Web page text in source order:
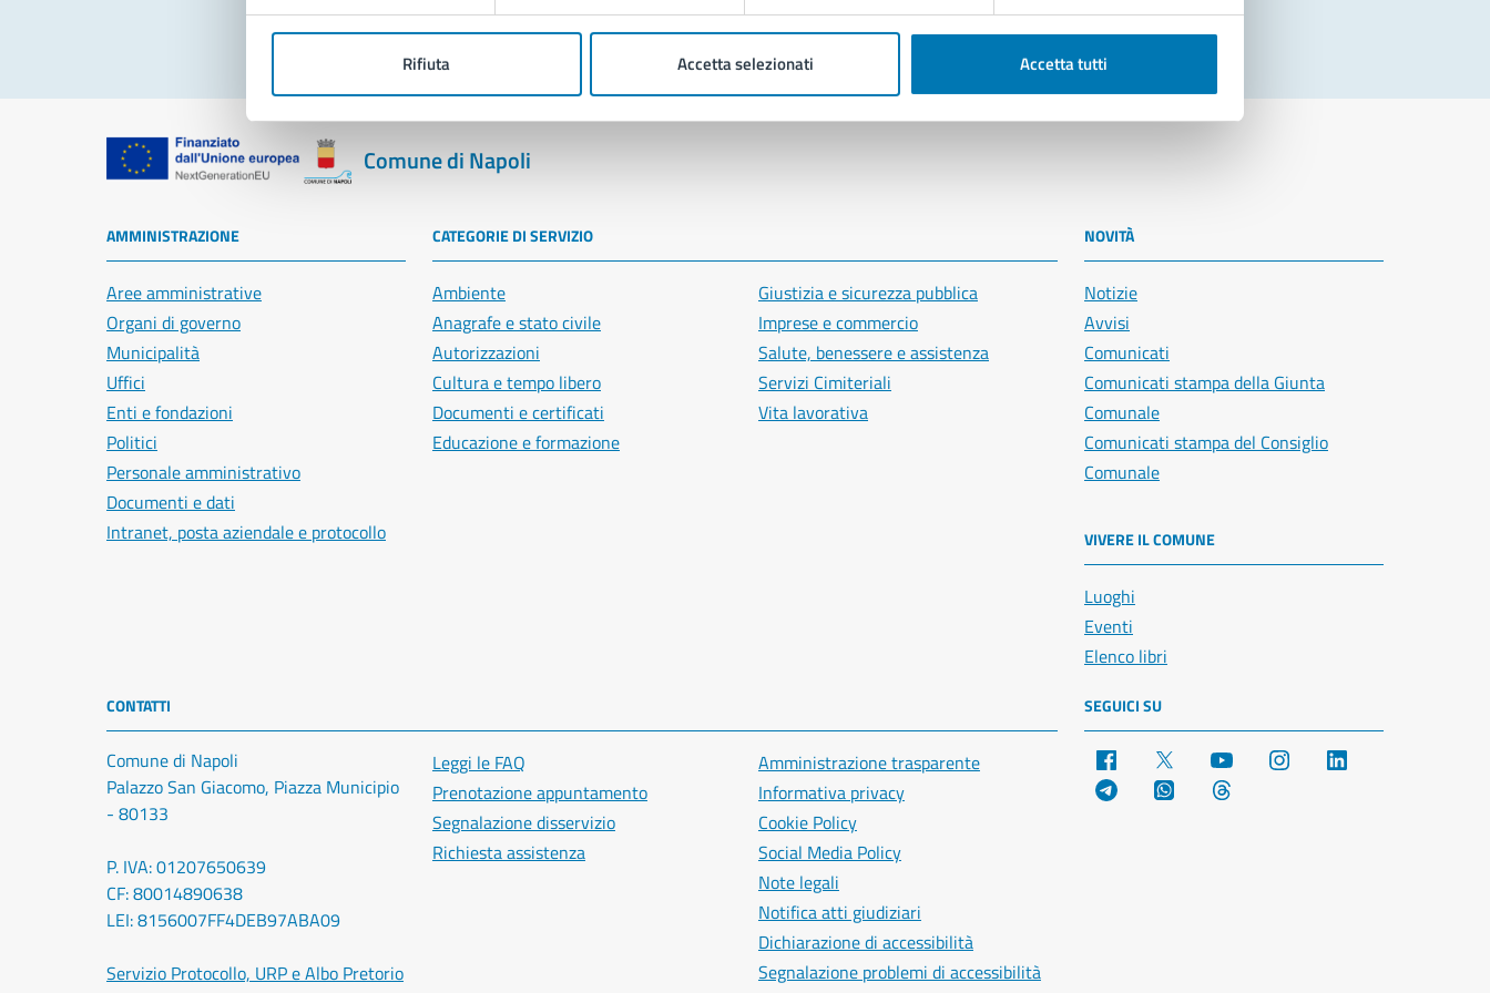
Rifiuta Accetta selezionati Accetta tutti
Comune di Napoli
AMMINISTRAZIONE
Aree amministrative
Organi di governo
Municipalità
Uffici
Enti e fondazioni
Politici
Personale amministrativo
Documenti e dati
Intranet, posta aziendale e protocollo
CATEGORIE DI SERVIZIO
Ambiente
Anagrafe e stato civile
Autorizzazioni
Cultura e tempo libero
Documenti e certificati
Educazione e formazione
Giustizia e sicurezza pubblica
Imprese e commercio
Salute, benessere e assistenza
Servizi Cimiteriali
Vita lavorativa
NOVITÀ
Notizie
Avvisi
Comunicati
Comunicati stampa della Giunta
Comunale
Comunicati stampa del Consiglio
Comunale
VIVERE IL COMUNE
Luoghi
Eventi
Elenco libri
CONTATTI
Comune di Napoli
Palazzo San Giacomo, Piazza Municipio
- 80133
P. IVA: 01207650639
CF: 80014890638
LEI: 8156007FF4DEB97ABA09
Servizio Protocollo, URP e Albo Pretorio
Leggi le FAQ
Prenotazione appuntamento
Segnalazione disservizio
Richiesta assistenza
Amministrazione trasparente
Informativa privacy
Cookie Policy
Social Media Policy
Note legali
Notifica atti giudiziari
Dichiarazione di accessibilità
Segnalazione problemi di accessibilità
SEGUICI SU
Facebook YouTube Instagram
Telegram WhatsApp